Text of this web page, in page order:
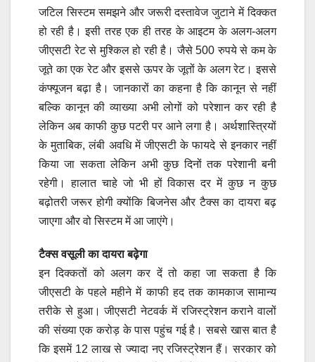
जटिल सिस्टम समझने और जरूरी दस्तावेज जुटाने में दिक्कत
हो रही है। इसी तरह एक ही तरह के आइटम के अलग-अलग
जीएसटी रेट से मुश्किल हो रही है। जैसे 500 रुपये से कम के
जूते का एक रेट और इससे ऊपर के जूतों के अलग रेट। इससे
कंफ्यूजन बढ़ा है। जानकारों का कहना है कि कानून से नहीं
बल्कि कानून की व्याख्या अभी लोगों को परेशान कर रही है
लेकिन अब काफी कुछ पटरी पर आने लगा है। अर्थशास्त्रियों
के मुताबिक, लंबी अवधि में जीएसटी के फायदे से इनकार नहीं
किया जा सकता लेकिन अभी कुछ दिनों तक परेशानी बनी
रहेगी। हालात चाहे जो भी हों विकास दर में कुछ न कुछ
बढ़ोतरी जरूर होगी क्योंकि बिजनेस और टैक्स का दायरा बढ़
जाएगा और वो सिस्टम में आ जाएंगे।
टैक्स वसूली का दायरा बढ़ेगा
इन दिक्कतों को अलग कर दें तो कहा जा सकता है कि
जीएसटी के पहले महीने में काफी हद तक कामकाज सामान्य
तरीके से हुआ। जीएसटी नेटवर्क में रजिस्ट्रेशन कराने वालों
की संख्या एक करोड़ के पास पहुंच गई है। सबसे खास बात है
कि इसमें 12 लाख से ज्यादा नए रजिस्ट्रेशन हैं। सरकार को